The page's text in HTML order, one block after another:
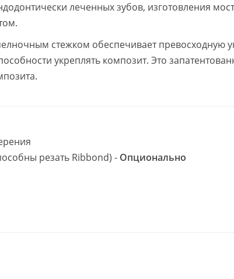
леченных зубов, изготовления
стежком обеспечивает превосходную
укреплять композит. Это
резать Ribbond) - Опционально